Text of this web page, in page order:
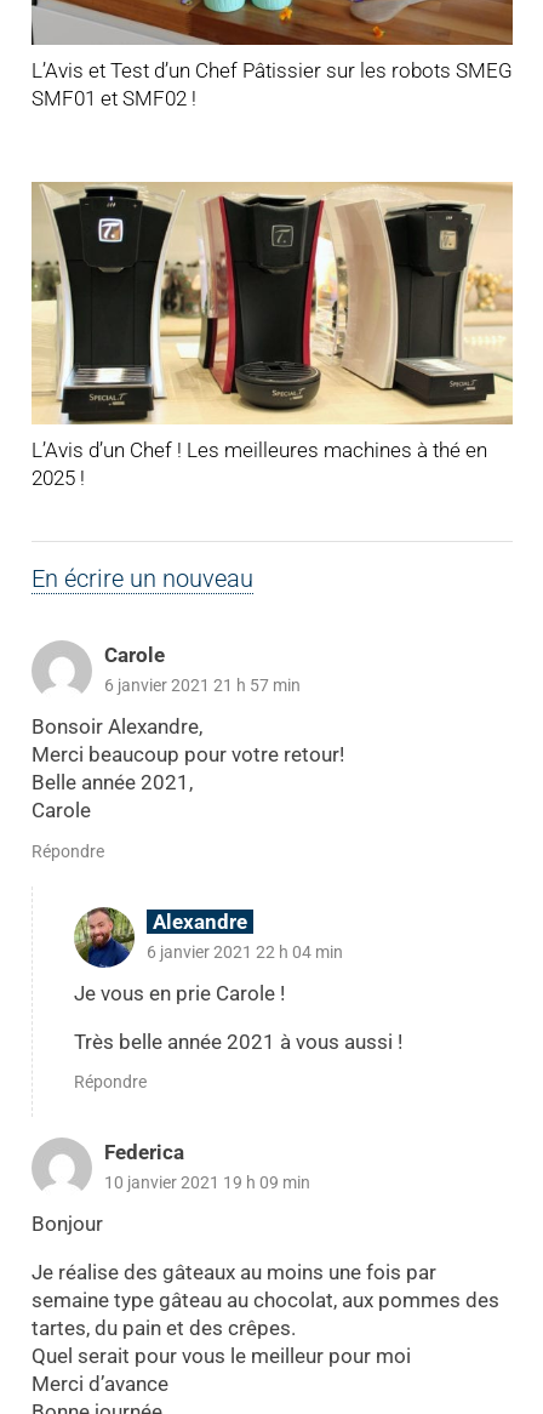
L’Avis et Test d’un Chef Pâtissier sur les robots SMEG
SMF01 et SMF02 !
L’Avis d’un Chef ! Les meilleures machines à thé en
2025 !
En écrire un nouveau
Carole
6 janvier 2021 21 h 57 min
Bonsoir Alexandre,
Merci beaucoup pour votre retour!
Belle année 2021,
Carole
Répondre
Alexandre
6 janvier 2021 22 h 04 min
Je vous en prie Carole !
Très belle année 2021 à vous aussi !
Répondre
Federica
10 janvier 2021 19 h 09 min
Bonjour
Je réalise des gâteaux au moins une fois par
semaine type gâteau au chocolat, aux pommes des
tartes, du pain et des crêpes.
Quel serait pour vous le meilleur pour moi
Merci d’avance